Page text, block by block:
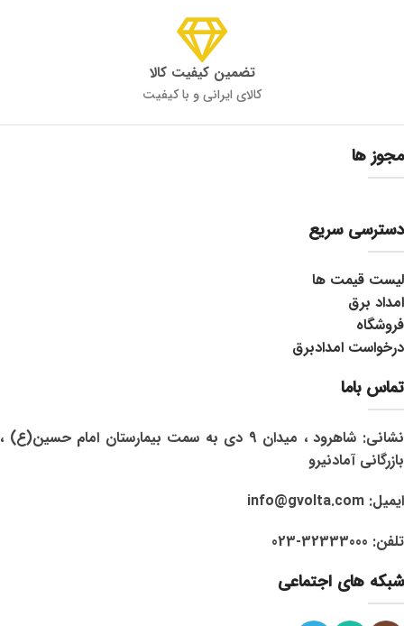
تضمین کیفیت کالا
کالای ایرانی و با کیفیت
مجوز ها
دسترسی سریع
لیست قیمت ها
امداد برق
فروشگاه
درخواست امدادبرق
تماس باما
نشانی: شاهرود ، میدان 9 دی به سمت بیمارستان امام حسین(ع) ،
بازرگانی آمادنیرو
ایمیل: info@gvolta.com
تلفن: 32333000-023
شبکه های اجتماعی